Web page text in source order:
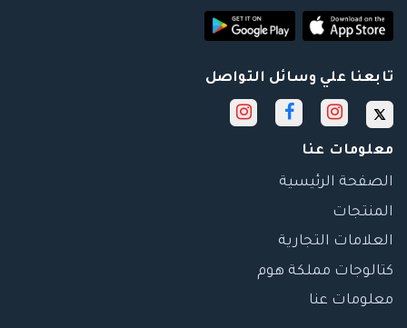
تابعنا علي وسائل التواصل
معلومات عنا
الصفحة الرئيسية
المنتجات
العلامات التجارية
كتالوجات مملكة هوم
معلومات عنا